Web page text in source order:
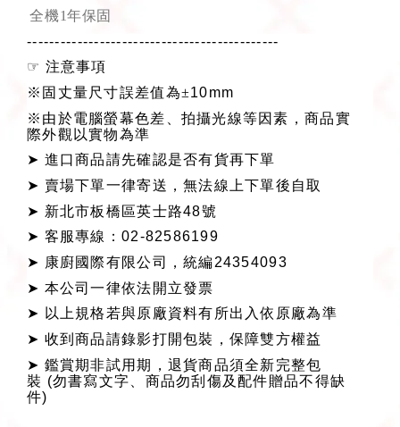
全機1年保固
---------------------------------------------
☞ 注意事項
※固丈量尺寸誤差值為±10mm
※由於電腦螢幕色差、拍攝光線等因素，商品實
際外觀以實物為準
➤ 進口商品請先確認是否有貨再下單
➤ 賣場下單一律寄送，無法線上下單後自取
➤ 新北市板橋區英士路48號
➤ 客服專線： 02-82586199
➤ 康廚國際有限公司，統編24354093
➤ 本公司一律依法開立發票
➤ 以上規格若與原廠資料有所出入依原廠為準
➤ 收到商品請錄影打開包裝，保障雙方權益
➤ 鑑賞期非試用期，退貨商品須全新完整包
裝 (勿書寫文字、商品勿刮傷及配件贈品不得缺
件)